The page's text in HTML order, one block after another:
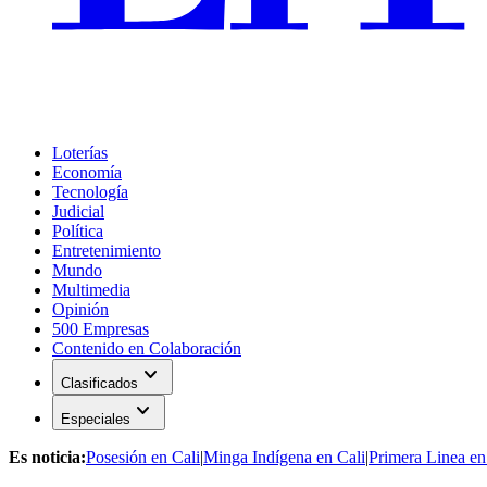
Loterías
Economía
Tecnología
Judicial
Política
Entretenimiento
Mundo
Multimedia
Opinión
500 Empresas
Contenido en Colaboración
Clasificados expand_more
Especiales expand_more
Es noticia:Posesión en Cali|Minga Indígena en Cali|Primera Linea